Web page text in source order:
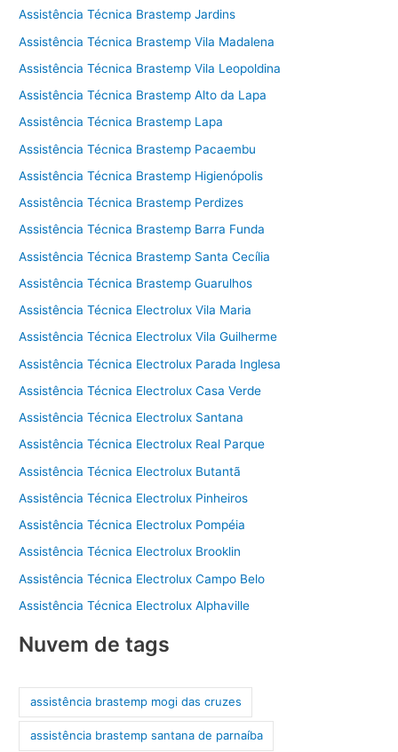
Assistência Técnica Brastemp Jardins
Assistência Técnica Brastemp Vila Madalena
Assistência Técnica Brastemp Vila Leopoldina
Assistência Técnica Brastemp Alto da Lapa
Assistência Técnica Brastemp Lapa
Assistência Técnica Brastemp Pacaembu
Assistência Técnica Brastemp Higienópolis
Assistência Técnica Brastemp Perdizes
Assistência Técnica Brastemp Barra Funda
Assistência Técnica Brastemp Santa Cecília
Assistência Técnica Brastemp Guarulhos
Assistência Técnica Electrolux Vila Maria
Assistência Técnica Electrolux Vila Guilherme
Assistência Técnica Electrolux Parada Inglesa
Assistência Técnica Electrolux Casa Verde
Assistência Técnica Electrolux Santana
Assistência Técnica Electrolux Real Parque
Assistência Técnica Electrolux Butantã
Assistência Técnica Electrolux Pinheiros
Assistência Técnica Electrolux Pompéia
Assistência Técnica Electrolux Brooklin
Assistência Técnica Electrolux Campo Belo
Assistência Técnica Electrolux Alphaville
Nuvem de tags
assistência brastemp mogi das cruzes
assistência brastemp santana de parnaíba